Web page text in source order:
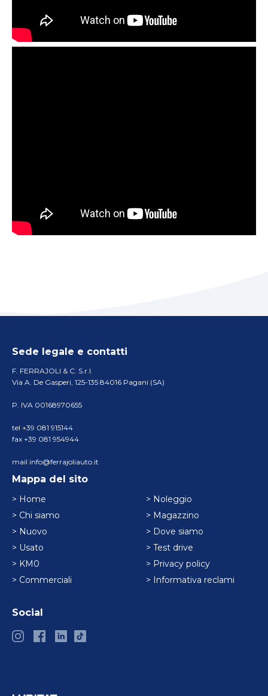
Sede legale e contatti
F. FERRAJOLI & C. S.r.l.
Via A. De Gasperi, 125-135 84016 Pagani (SA)
P. IVA 00168970655
tel +39 081 915144
fax +39 081 954944
mail info@ferrajoliauto.it
Mappa del sito
> Home
> Chi siamo
> Nuovo
> Usato
> KM0
> Commerciali
> Noleggio
> Magazzino
> Dove siamo
> Test drive
> Privacy policy
> Informativa reclami
Social